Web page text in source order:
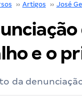
›› Artigos ›› José
e o
da